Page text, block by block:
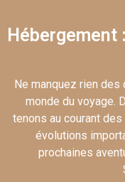
Hébergement
Ne manquez rien
monde du voyage.
tenons au courant
évolutions
prochaines